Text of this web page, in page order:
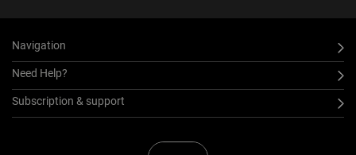
Navigation
Need Help?
Subscription & support